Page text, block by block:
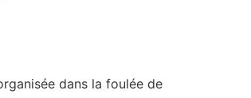
dans la foulée de